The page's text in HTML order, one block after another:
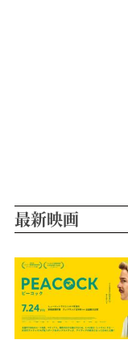
最新映画